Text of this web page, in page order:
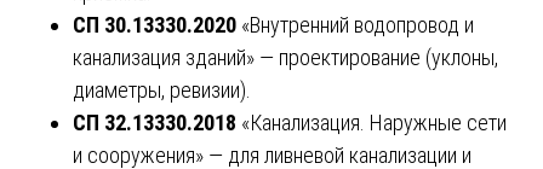
СП 30.13330.2020 «Внутренний водопровод и
канализация зданий» — проектирование (уклоны,
диаметры, ревизии).
СП 32.13330.2018 «Канализация. Наружные сети
и сооружения» — для ливневой канализации и